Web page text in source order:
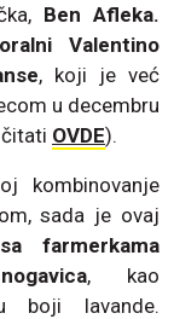
Ben Afleka.
Valentino
, koji je već
u decembru
OVDE).
kombinovanje
sada je ovaj
farmerkama
, kao
boji lavande.